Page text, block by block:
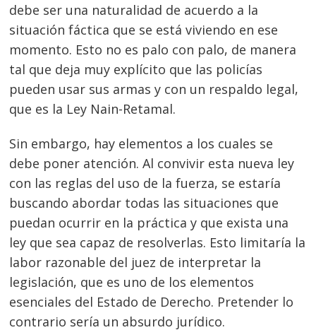
debe ser una naturalidad de acuerdo a la
situación fáctica que se está viviendo en ese
momento. Esto no es palo con palo, de manera
tal que deja muy explícito que las policías
pueden usar sus armas y con un respaldo legal,
que es la Ley Nain-Retamal.
Sin embargo, hay elementos a los cuales se
debe poner atención. Al convivir esta nueva ley
con las reglas del uso de la fuerza, se estaría
buscando abordar todas las situaciones que
puedan ocurrir en la práctica y que exista una
ley que sea capaz de resolverlas. Esto limitaría la
labor razonable del juez de interpretar la
legislación, que es uno de los elementos
esenciales del Estado de Derecho. Pretender lo
contrario sería un absurdo jurídico.